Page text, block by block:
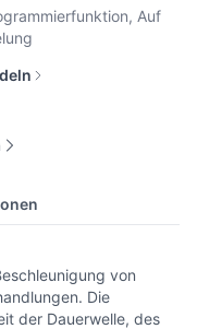
Auf
von
Die
der Dauerwelle, des